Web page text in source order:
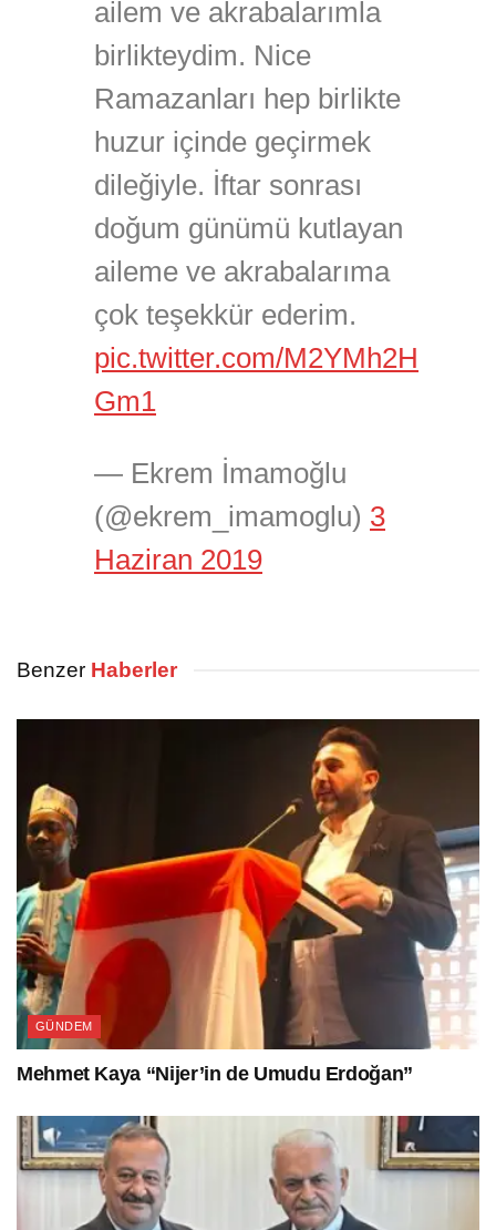
ailem ve akrabalarımla
birlikteydim. Nice
Ramazanları hep birlikte
huzur içinde geçirmek
dileğiyle. İftar sonrası
doğum günümü kutlayan
aileme ve akrabalarıma
çok teşekkür ederim.
pic.twitter.com/M2YMh2H
Gm1
— Ekrem İmamoğlu
(@ekrem_imamoglu) 3
Haziran 2019
Benzer Haberler
GÜNDEM
Mehmet Kaya “Nijer’in de Umudu Erdoğan”